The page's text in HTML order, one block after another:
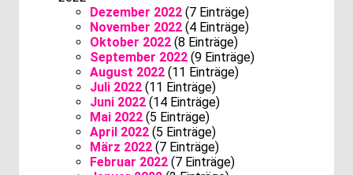
Dezember 2022 (7 Einträge)
November 2022 (4 Einträge)
Oktober 2022 (8 Einträge)
September 2022 (9 Einträge)
August 2022 (11 Einträge)
Juli 2022 (11 Einträge)
Juni 2022 (14 Einträge)
Mai 2022 (5 Einträge)
April 2022 (5 Einträge)
März 2022 (7 Einträge)
Februar 2022 (7 Einträge)